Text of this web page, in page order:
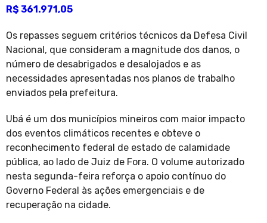
R$ 361.971,05
Os repasses seguem critérios técnicos da Defesa Civil
Nacional, que consideram a magnitude dos danos, o
número de desabrigados e desalojados e as
necessidades apresentadas nos planos de trabalho
enviados pela prefeitura.
Ubá é um dos municípios mineiros com maior impacto
dos eventos climáticos recentes e obteve o
reconhecimento federal de estado de calamidade
pública, ao lado de Juiz de Fora. O volume autorizado
nesta segunda-feira reforça o apoio contínuo do
Governo Federal às ações emergenciais e de
recuperação na cidade.